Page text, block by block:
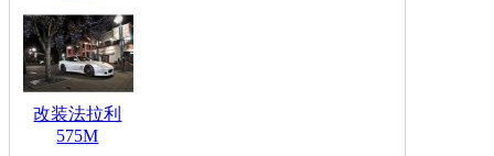
改装法拉利
575M